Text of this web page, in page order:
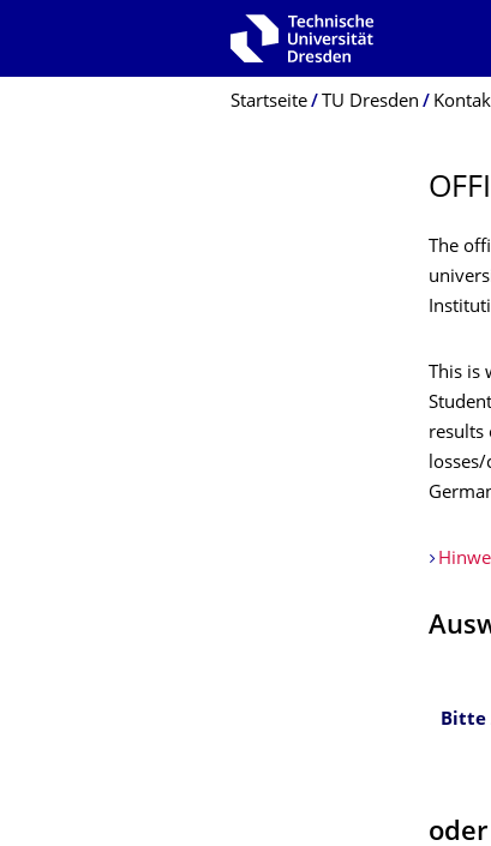
Zur Hauptnavigation springen
Breadcrumb-Menü
Startseite TU Dresden
The
This is
results
losses/
Bitte